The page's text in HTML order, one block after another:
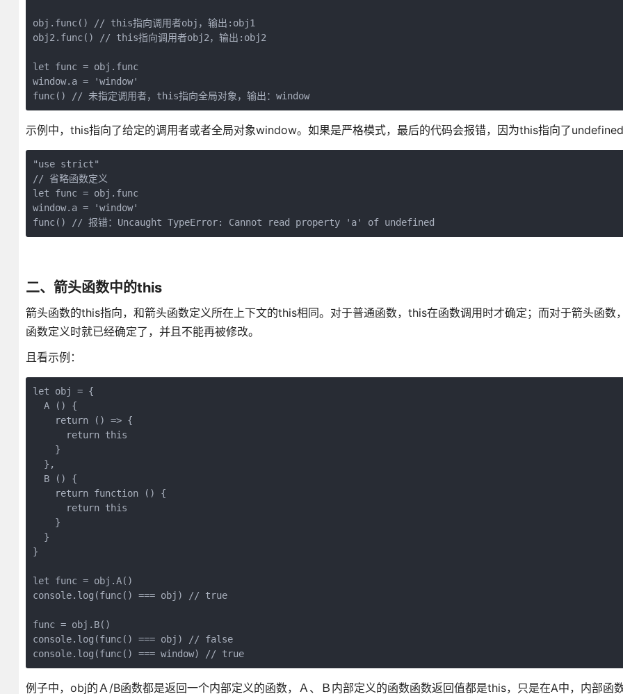
obj.func() // this指向调用者obj，输出:obj1
obj2.func() // this指向调用者obj2，输出:obj2
let func = obj.func
window.a = 'window'
func() // 未指定调用者，this指向全局对象，输出：window
示例中，this指向了给定的调用者或者全局对象window。如果是严格模式，最后的代码会报错，因为this指向了undefined
"use strict"
// 省略函数定义
let func = obj.func
window.a = 'window'
func() // 报错：Uncaught TypeError: Cannot read property 'a' of undefined
二、箭头函数中的this
箭头函数的this指向，和箭头函数定义所在上下文的this相同。对于普通函数，this在函数调用时才确定；而对于箭头函数
函数定义时就已经确定了，并且不能再被修改。
且看示例：
let obj = {
  A () {
    return () => {
      return this
    }
  },
  B () {
    return function () {
      return this
    }
  }
}
let func = obj.A()
console.log(func() === obj) // true
func = obj.B()
console.log(func() === obj) // false
console.log(func() === window) // true
例子中，obj的Ａ/B函数都是返回一个内部定义的函数，Ａ、Ｂ内部定义的函数函数返回值都是this，只是在A中，内部函